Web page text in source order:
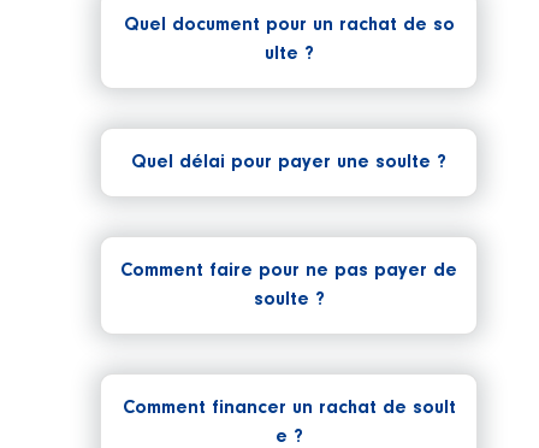
Quel document pour un rachat de so
ulte ?
Quel délai pour payer une soulte ?
Comment faire pour ne pas payer de
soulte ?
Comment financer un rachat de soult
e ?